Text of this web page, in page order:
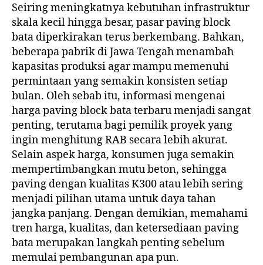
Seiring meningkatnya kebutuhan infrastruktur
skala kecil hingga besar, pasar paving block
bata diperkirakan terus berkembang. Bahkan,
beberapa pabrik di Jawa Tengah menambah
kapasitas produksi agar mampu memenuhi
permintaan yang semakin konsisten setiap
bulan. Oleh sebab itu, informasi mengenai
harga paving block bata terbaru menjadi sangat
penting, terutama bagi pemilik proyek yang
ingin menghitung RAB secara lebih akurat.
Selain aspek harga, konsumen juga semakin
mempertimbangkan mutu beton, sehingga
paving dengan kualitas K300 atau lebih sering
menjadi pilihan utama untuk daya tahan
jangka panjang. Dengan demikian, memahami
tren harga, kualitas, dan ketersediaan paving
bata merupakan langkah penting sebelum
memulai pembangunan apa pun.